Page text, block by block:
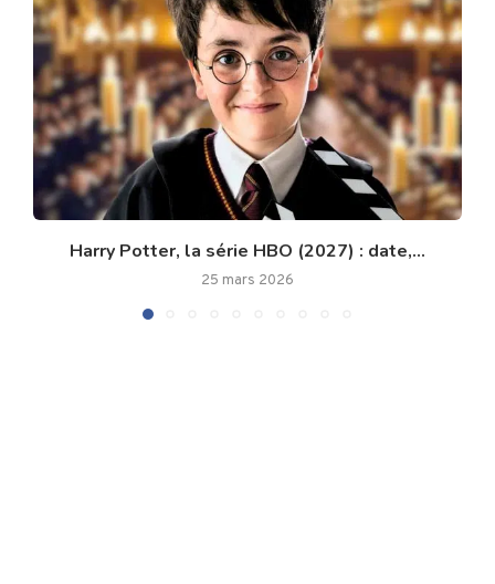
Harry Potter, la série HBO (2027) : date,...
25 mars 2026